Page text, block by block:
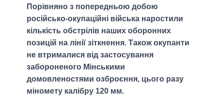
ВСІ ПЕРСОНИ
Порівняно з попередньою добою
російсько-окупаційні війська наростили
кількість обстрілів наших оборонних
позицій на лінії зіткнення. Також окупанти
не втрималися від застосування
забороненого Мінськими
домовленостями озброєння, цього разу
міномету калібру 120 мм.